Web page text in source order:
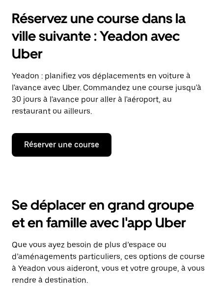
Réservez une course dans la
ville suivante : Yeadon avec
Uber
Yeadon : planifiez vos déplacements en voiture à
l'avance avec Uber. Commandez une course jusqu'à
30 jours à l'avance pour aller à l'aéroport, au
restaurant ou ailleurs.
Réserver une course
Se déplacer en grand groupe
et en famille avec l'app Uber
Que vous ayez besoin de plus d’espace ou
d’aménagements particuliers, ces options de course
à Yeadon vous aideront, vous et votre groupe, à vous
rendre à destination.